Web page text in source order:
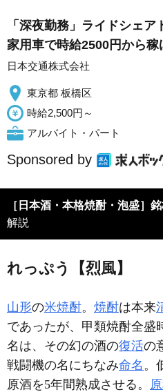
「深夜勤務」ライドシェ
家用車で時給2500円から稼
日本交通株式会社
東京都 板橋区
時給2,500円～
アルバイト・パート
Sponsored by
［日本酒・本格焼酎・泡盛］
解説
れっぷう【烈風】
山形の米焼酎。 焼酎は本来
であったが、甲類焼酎全盛
名は、その幻の酒の復活の
戦闘機の名にちなみ命名 。
原酒を5年間熟成させる。